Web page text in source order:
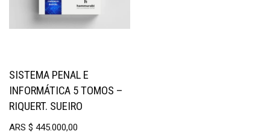
SISTEMA PENAL E
INFORMÁTICA 5 TOMOS –
RIQUERT. SUEIRO
ARS $ 445.000,00